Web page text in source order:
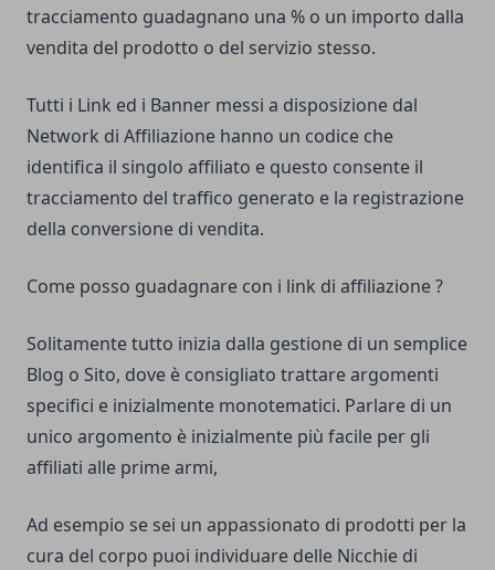
tracciamento guadagnano una % o un importo dalla
vendita del prodotto o del servizio stesso.
Tutti i Link ed i Banner messi a disposizione dal
Network di Affiliazione hanno un codice che
identifica il singolo affiliato e questo consente il
tracciamento del traffico generato e la registrazione
della conversione di vendita.
Come posso guadagnare con i link di affiliazione ?
Solitamente tutto inizia dalla gestione di un semplice
Blog o Sito, dove è consigliato trattare argomenti
specifici e inizialmente monotematici. Parlare di un
unico argomento è inizialmente più facile per gli
affiliati alle prime armi,
Ad esempio se sei un appassionato di prodotti per la
cura del corpo puoi individuare delle Nicchie di